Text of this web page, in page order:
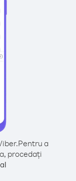
Pentru a
procedați